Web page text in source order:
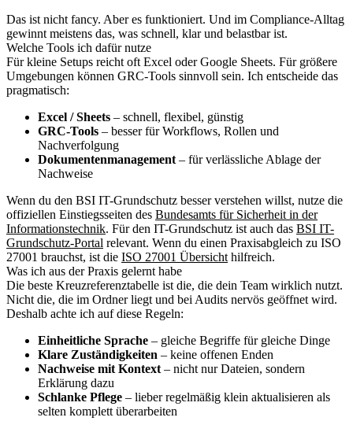
Das ist nicht fancy. Aber es funktioniert. Und im Compliance-Alltag
gewinnt meistens das, was schnell, klar und belastbar ist.
Welche Tools ich dafür nutze
Für kleine Setups reicht oft Excel oder Google Sheets. Für größere
Umgebungen können GRC-Tools sinnvoll sein. Ich entscheide das
pragmatisch:
Excel / Sheets – schnell, flexibel, günstig
GRC-Tools – besser für Workflows, Rollen und
Nachverfolgung
Dokumentenmanagement – für verlässliche Ablage der
Nachweise
Wenn du den BSI IT-Grundschutz besser verstehen willst, nutze die
offiziellen Einstiegsseiten des Bundesamts für Sicherheit in der
Informationstechnik. Für den IT-Grundschutz ist auch das BSI IT-
Grundschutz-Portal relevant. Wenn du einen Praxisabgleich zu ISO
27001 brauchst, ist die ISO 27001 Übersicht hilfreich.
Was ich aus der Praxis gelernt habe
Die beste Kreuzreferenztabelle ist die, die dein Team wirklich nutzt.
Nicht die, die im Ordner liegt und bei Audits nervös geöffnet wird.
Deshalb achte ich auf diese Regeln:
Einheitliche Sprache – gleiche Begriffe für gleiche Dinge
Klare Zuständigkeiten – keine offenen Enden
Nachweise mit Kontext – nicht nur Dateien, sondern
Erklärung dazu
Schlanke Pflege – lieber regelmäßig klein aktualisieren als
selten komplett überarbeiten